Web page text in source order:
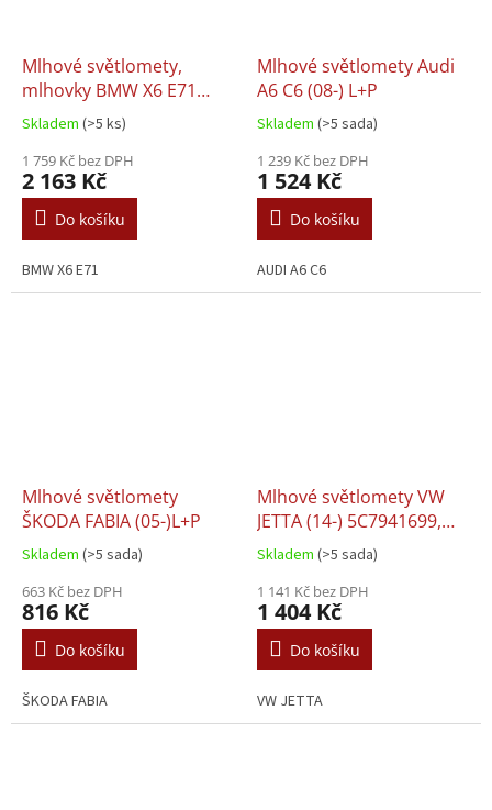
Mlhové světlomety,
mlhovky BMW X6 E71
(2008.01- 2013.12) L+P
Skladem (>5 ks)
1 759 Kč bez DPH
2 163 Kč
Do košíku
BMW X6 E71
Mlhové světlomety Audi
A6 C6 (08-) L+P
Skladem (>5 sada)
1 239 Kč bez DPH
1 524 Kč
Do košíku
AUDI A6 C6
Mlhové světlomety
ŠKODA FABIA (05-)L+P
Skladem (>5 sada)
663 Kč bez DPH
816 Kč
Do košíku
ŠKODA FABIA
Mlhové světlomety VW
JETTA (14-) 5C7941699,
5C7941700 L+P
Skladem (>5 sada)
1 141 Kč bez DPH
1 404 Kč
Do košíku
VW JETTA